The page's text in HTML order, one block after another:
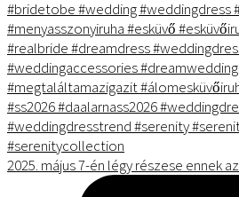
2025. május 7-én légy részese ennek